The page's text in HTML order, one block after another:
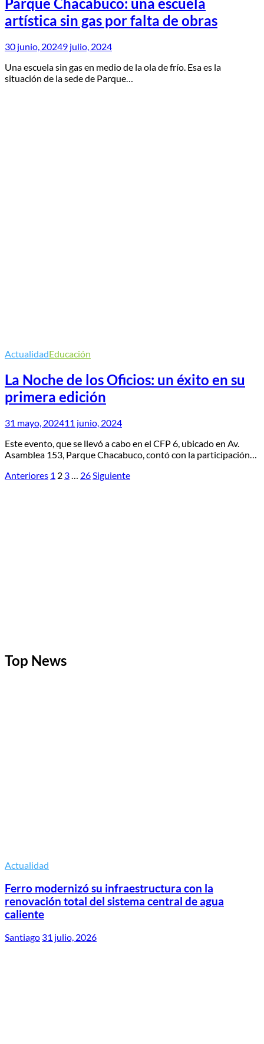
artística sin gas por falta de obras
30 junio, 20249 julio, 2024
Una escuela sin gas en medio de la ola de frío. Esa es la
situación de la sede de Parque…
ActualidadEducación
La Noche de los Oficios: un éxito en su
primera edición
31 mayo, 202411 junio, 2024
Este evento, que se llevó a cabo en el CFP 6, ubicado en Av.
Asamblea 153, Parque Chacabuco, contó con la participación…
Paginación
Anteriores 1 2 3… 26Siguiente
Top News
Actualidad
Ferro modernizó su infraestructura con la
renovación total del sistema central de agua
caliente
Santiago 31 julio, 2026